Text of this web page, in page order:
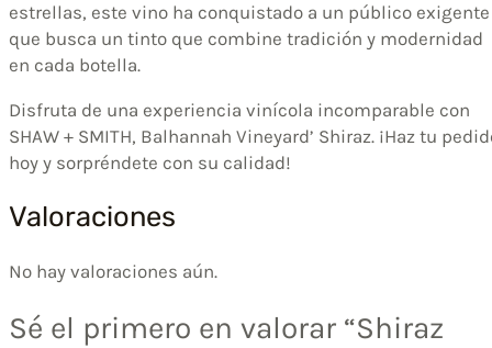
estrellas, este vino ha conquistado a un público exigente
que busca un tinto que combine tradición y modernidad
en cada botella.
Disfruta de una experiencia vinícola incomparable con
SHAW + SMITH, Balhannah Vineyard’ Shiraz. ¡Haz tu
hoy y sorpréndete con su calidad!
Valoraciones
No hay valoraciones aún.
Sé el primero en valorar “Shiraz